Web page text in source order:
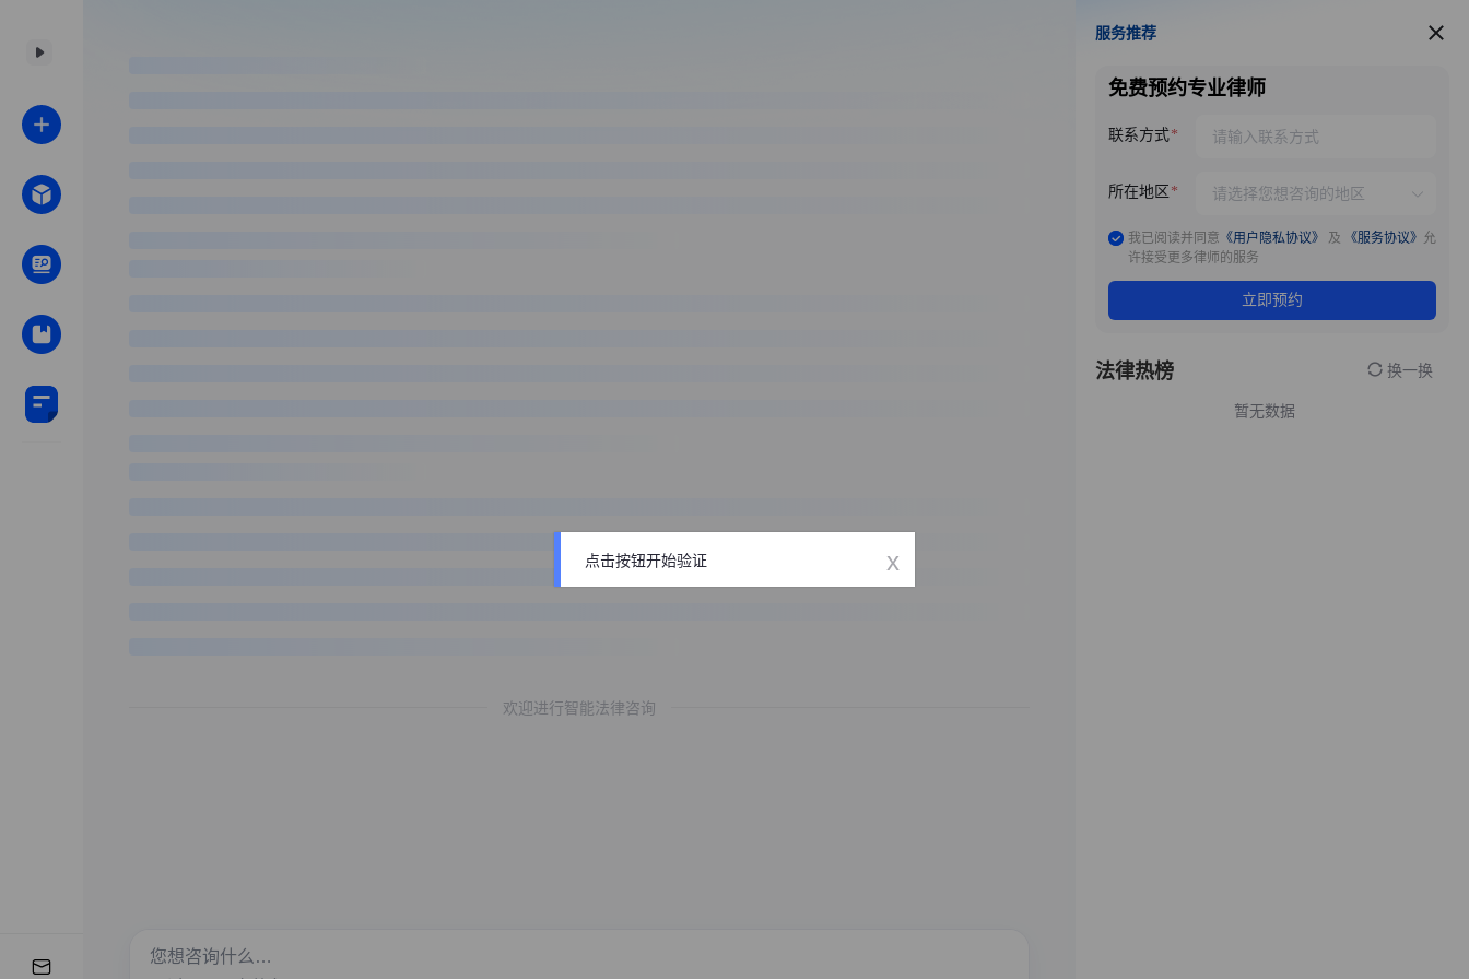
欢迎进行智能法律咨询
服务推荐
服务推荐
免费预约专业律师
联系方式
所在地区
我已阅读并同意 《用户隐私协议》 及 《服务协议》 允
许接受更多律师的服务
立即预约
法律热榜 换一换
暂无数据
点击按钮开始验证 x